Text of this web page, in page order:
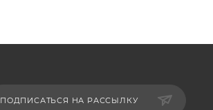
ПОДПИСАТЬСЯ НА РАССЫЛКУ